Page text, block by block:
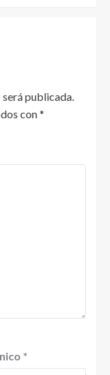
publicada.
con*
*